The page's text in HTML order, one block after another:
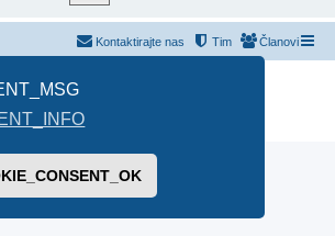
Članovi
Tim
Kontaktirajte nas
phpBB ® Forum Software © phpBB Limited
Prevod -
PRIVACY_LINK